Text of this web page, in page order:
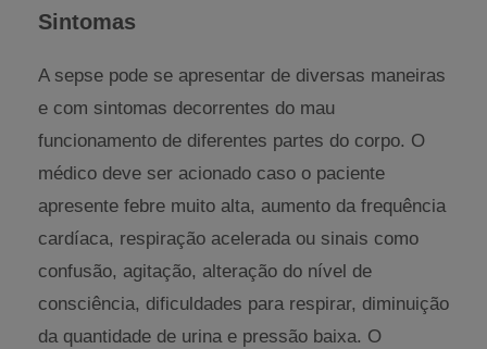
Sintomas
A sepse pode se apresentar de diversas maneiras
e com sintomas decorrentes do mau
funcionamento de diferentes partes do corpo. O
médico deve ser acionado caso o paciente
apresente febre muito alta, aumento da frequência
cardíaca, respiração acelerada ou sinais como
confusão, agitação, alteração do nível de
consciência, dificuldades para respirar, diminuição
da quantidade de urina e pressão baixa. O